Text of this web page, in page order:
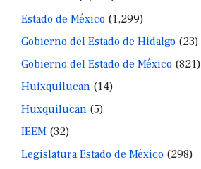
Estado de México (1,299)
Gobierno del Estado de Hidalgo (23)
Gobierno del Estado de México (821)
Huixquilucan (14)
Huxquilucan (5)
IEEM (32)
Legislatura Estado de México (298)